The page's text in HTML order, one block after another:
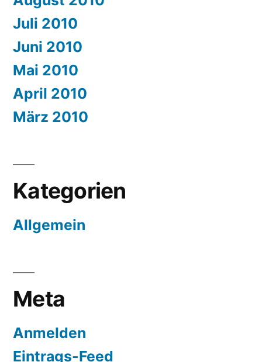
Juli 2010
Juni 2010
Mai 2010
April 2010
März 2010
Kategorien
Allgemein
Meta
Anmelden
Eintrags-Feed